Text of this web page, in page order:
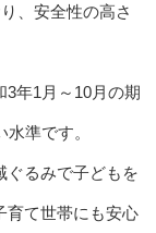
、安全性の高さ
3年1月～10月の期
準です。
ぐるみで子どもを
育て世帯にも安心